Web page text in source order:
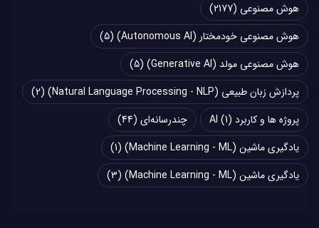
هوش مصنوعی (2177)
هوش مصنوعی خودمختار (Autonomous AI)
(5)
هوش مصنوعی مولد (Generative AI)
(5)
پردازش زبان طبیعی (Natural Language Processing - NLP)
(2)
پروژه ها و کاربرد AI (1) چند‌‌رسانه‌ای (44)
یادگیری ماشین (Machine Learning - ML)
(1)
یادگیری ماشین (Machine Learning - ML)
(3)